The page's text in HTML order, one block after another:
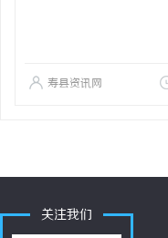
寿县资讯网
关注我们